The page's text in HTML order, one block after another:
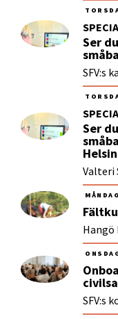
Ser
SFV:s
Ser
Valteri
MÅNDAG
Hangö
SFV:s